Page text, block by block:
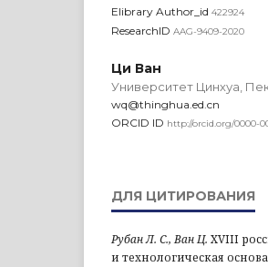
Elibrary Author_id 422924
ResearchID AAG-9409-2020
Ци Ван
Университет Цинхуа,
wq@thinghua.ed.cn
ORCID ID http://orcid.org/0000-
ДЛЯ ЦИТИРОВАНИЯ
Рубан Л. С., Ван Ц. XVIII
и технологическая